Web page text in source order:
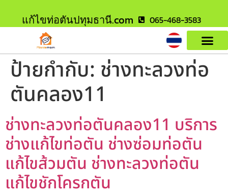
แก้ไขท่อตันปทุมธานี.com 065-468-3583
ป้ายกำกับ: ช่างทะลวงท่อ
ตันคลอง11
ช่างทะลวงท่อตันคลอง11 บริการ
ช่างแก้ไขท่อตัน ช่างซ่อมท่อตัน
แก้ไขส้วมตัน ช่างทะลวงท่อตัน
แก้ไขชักโครกตัน